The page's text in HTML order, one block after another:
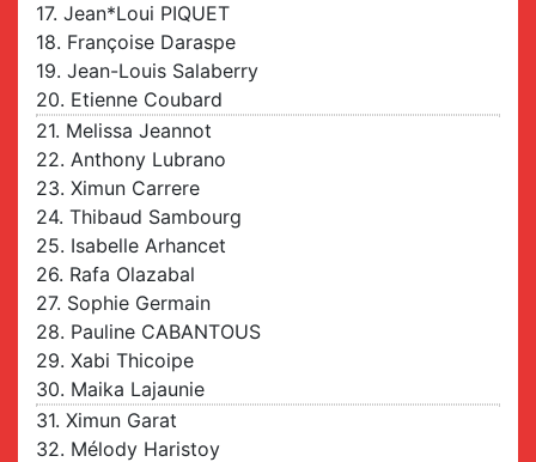
17. Jean*Loui PIQUET
18. Françoise Daraspe
19. Jean-Louis Salaberry
20. Etienne Coubard
21. Melissa Jeannot
22. Anthony Lubrano
23. Ximun Carrere
24. Thibaud Sambourg
25. Isabelle Arhancet
26. Rafa Olazabal
27. Sophie Germain
28. Pauline CABANTOUS
29. Xabi Thicoipe
30. Maika Lajaunie
31. Ximun Garat
32. Mélody Haristoy